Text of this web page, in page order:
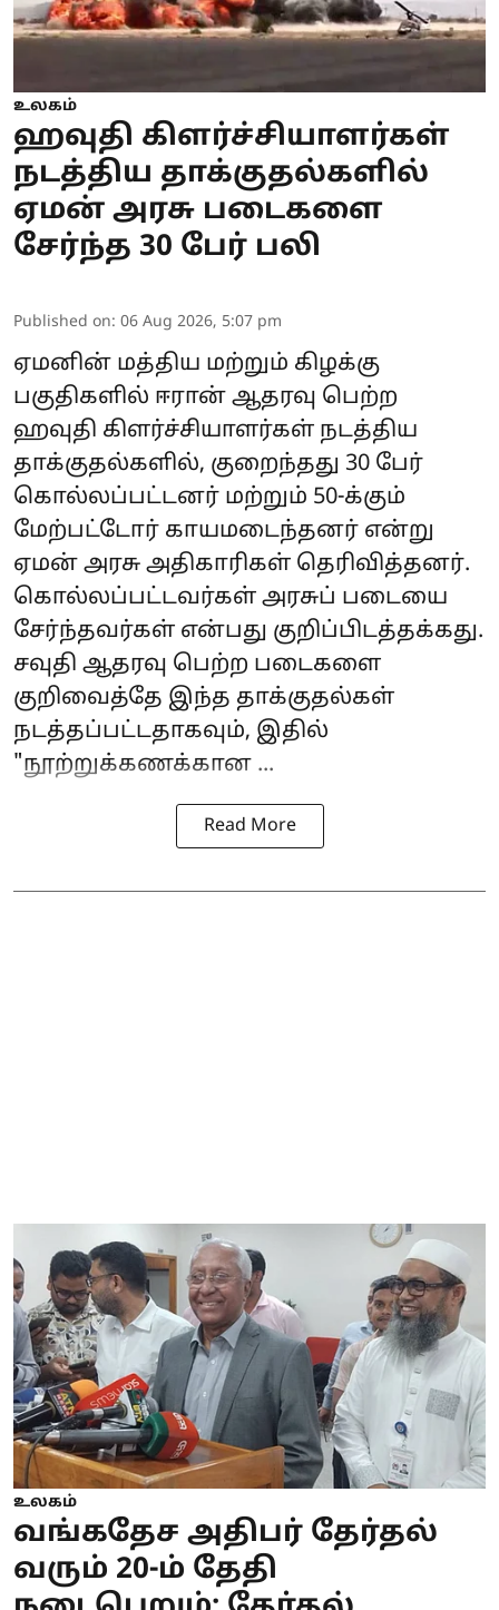
உலகம்
ஹவுதி கிளர்ச்சியாளர்கள்
நடத்திய தாக்குதல்களில்
ஏமன் அரசு படைகளை
சேர்ந்த 30 பேர் பலி
Published on: 06 Aug 2026, 5:07 pm
ஏமனின் மத்திய மற்றும் கிழக்கு
பகுதிகளில் ஈரான் ஆதரவு பெற்ற
ஹவுதி கிளர்ச்சியாளர்கள் நடத்திய
தாக்குதல்களில், குறைந்தது 30 பேர்
கொல்லப்பட்டனர் மற்றும் 50-க்கும்
மேற்பட்டோர் காயமடைந்தனர் என்று
ஏமன் அரசு அதிகாரிகள் தெரிவித்தனர்.
கொல்லப்பட்டவர்கள் அரசுப் படையை
சேர்ந்தவர்கள் என்பது குறிப்பிடத்தக்கது.
சவுதி ஆதரவு பெற்ற படைகளை
குறிவைத்தே இந்த தாக்குதல்கள்
நடத்தப்பட்டதாகவும், இதில்
"நூற்றுக்கணக்கான ...
Read More
உலகம்
வங்கதேச அதிபர் தேர்தல்
வரும் 20-ம் தேதி